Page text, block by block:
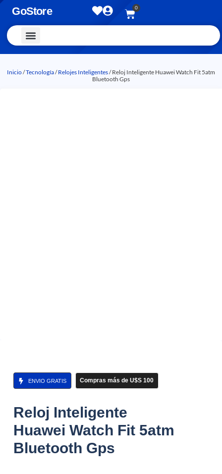
GoStore 0
Inicio/Tecnología/Relojes Inteligentes/ Reloj Inteligente Huawei Watch Fit 5atm
Bluetooth Gps
ENVIO GRATIS Compras más de U$S 100
Reloj Inteligente
Huawei Watch Fit 5atm
Bluetooth Gps